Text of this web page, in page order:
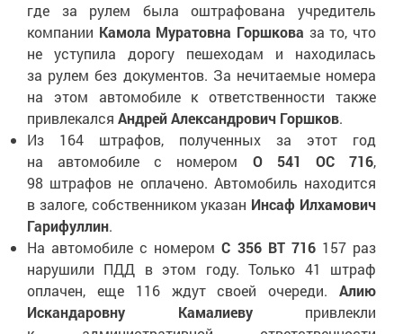
где за рулем была оштрафована учредитель
компании Камола Муратовна Горшкова за то, что
не уступила дорогу пешеходам и находилась
за рулем без документов. За нечитаемые номера
на этом автомобиле к ответственности также
привлекался Андрей Александрович Горшков.
Из 164 штрафов, полученных за этот год
на автомобиле с номером О 541 ОС 716,
98 штрафов не оплачено. Автомобиль находится
в залоге, собственником указан Инсаф Илхамович
Гарифуллин.
На автомобиле с номеромС 356 ВТ 716157 раз
нарушили ПДД в этом году. Только 41 штраф
оплачен, еще 116 ждут своей очереди. Алию
Искандаровну Камалиевупривлекли